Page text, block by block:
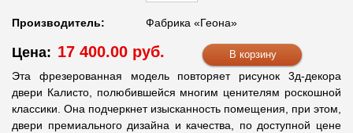
Производитель: Фабрика «Геона»
Цена: 17 400.00 руб.
Эта фрезерованная модель повторяет рисунок 3д-декора
двери Калисто, полюбившейся многим ценителям роскошной
классики. Она подчеркнет изысканность помещения, при этом,
двери премиального дизайна и качества, по доступной цене